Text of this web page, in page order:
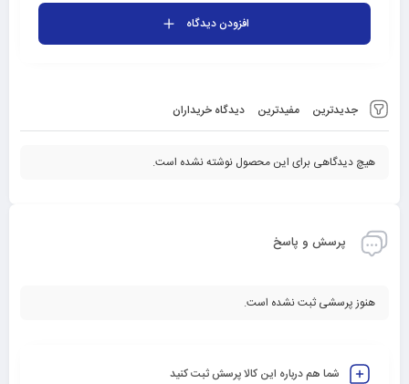
جدیدترین مفیدترین دیدگاه خریداران
هیچ دیدگاهی برای این محصول نوشته نشده است.
افزودن دیدگاه
پرسش و پاسخ
هنوز پرسشی ثبت نشده است.
شما هم درباره این کالا پرسش ثبت کنید